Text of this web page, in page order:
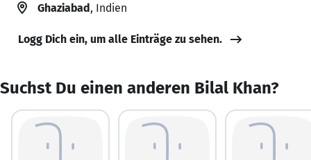
Ghaziabad, Indien
Logg Dich ein, um alle Einträge zu sehen.
Suchst Du einen anderen Bilal Khan?